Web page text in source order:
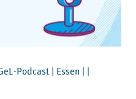
Podcast | Essen | |